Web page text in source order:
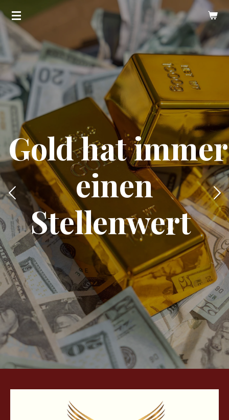
Zum
Hauptinhalt
springen
Gold hat immer
einen
Stellenwert